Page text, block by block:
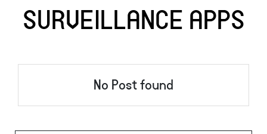
SURVEILLANCE APPS
No Post found